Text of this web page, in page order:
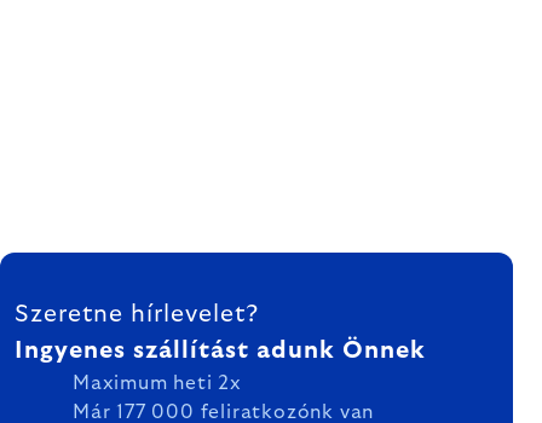
LÁBLÉC
Szeretne hírlevelet?
Ingyenes szállítást adunk Önnek
Maximum heti 2x
Már 177 000 feliratkozónk van